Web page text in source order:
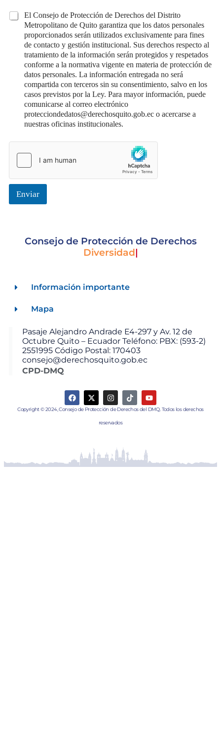
C
c
ó
El Consejo de Protección de Derechos del Distrito
Metropolitano de Quito garantiza que los datos personales
proporcionados serán utilizados exclusivamente para fines
de contacto y gestión institucional. Sus derechos respecto al
tratamiento de la información serán protegidos y respetados
conforme a la normativa vigente en materia de protección de
datos personales. La información entregada no será
compartida con terceros sin su consentimiento, salvo en los
casos previstos por la Ley. Para mayor información, puede
comunicarse al correo electrónico
protecciondedatos@derechosquito.gob.ec o acercarse a
nuestras oficinas institucionales.
Enviar
Consejo de Protección de Derechos
Diversi|
Información importante
Mapa
Pasaje Alejandro Andrade E4-297 y Av. 12 de
Octubre Quito – Ecuador Teléfono: PBX: (593-2)
2551995 Código Postal: 170403
consejo@derechosquito.gob.ec
CPD-DMQ
Copyright © 2024, Consejo de Protección de Derechos del DMQ. Todos los derechos
reservados